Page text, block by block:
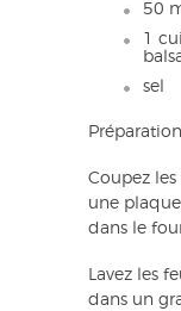
50
1
sel
Préparation
Coupez
une
dans le
Lavez les
dans un